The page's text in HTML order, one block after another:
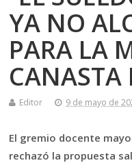
YA NO
PARA LA
CANASTA
Editor 9 de mayo de
El gremio docente
rechazó la propuesta